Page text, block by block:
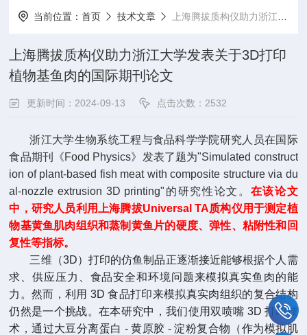
当前位置：首页 技术文章 上海腾拔质构仪助力浙江大学发表关于3D打印植物基鱼肉的国际期刊论文
上海腾拔质构仪助力浙江大学发表关于3D打印
植物基鱼肉的国际期刊论文
更新时间：2024-09-13 点击次数：2532
浙江大学生物系统工程与食品科学学院研究人员在国际
食品期刊《Food Physics》发表了题为"Simulated construct
ion of plant-based fish meat with composite structure via du
al-nozzle extrusion 3D printing"的研究性论文。 在该论文
中，研究人员利用上海腾拔Universal TA质构仪用于测定植
物基黄鱼肌肉组织和蒸制黄鱼片的硬度、弹性、粘附性和回
复性等指标。
三维（3D）打印的仿鱼制品正逐渐接近能够根据个人需
求、供应压力、食品安全和环境问题来模拟真实鱼肉的能
力。然而，利用 3D 食品打印来模拟真实肉组织的复合结构
仍然是一个挑战。在本研究中，我们使用双喷嘴 3D 打印技
术，通过大豆分离蛋白 - 黄原胶 - 淀粉复合物（作为模拟肌